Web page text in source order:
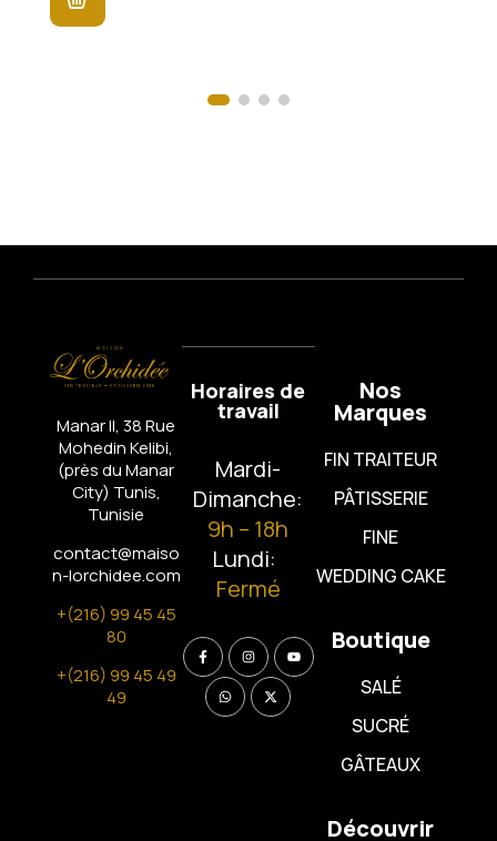
Manar II, 38 Rue
Mohedin Kelibi,
(près du Manar
City) Tunis,
Tunisie
contact@maiso
n-lorchidee.com
+(216) 99 45 45
80
+(216) 99 45 49
49
Nos
Marques
FIN TRAITEUR
PÂTISSERIE
FINE
WEDDING CAKE
Boutique
SALÉ
SUCRÉ
GÂTEAUX
Découvrir
Horaires de
travail
Mardi-
Dimanche:
9h – 18h
Lundi:
Fermé